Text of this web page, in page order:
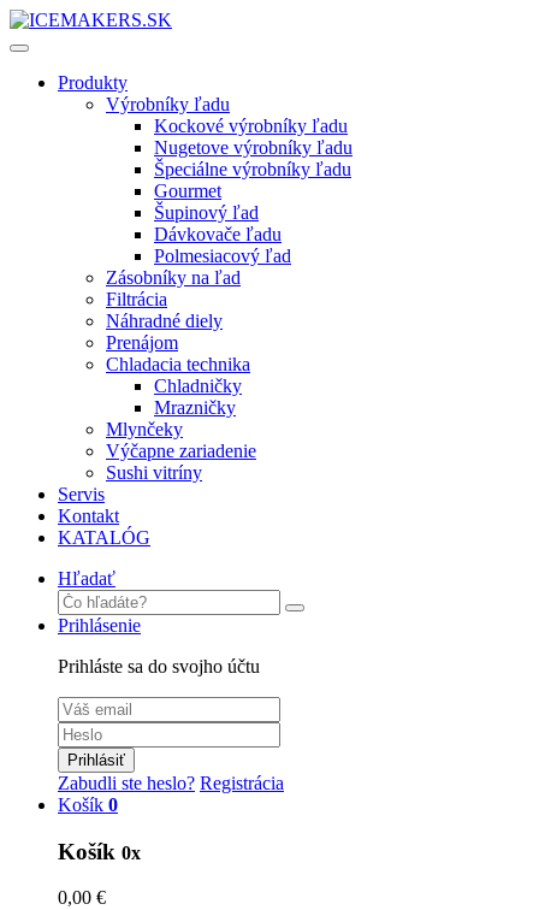
Produkty
Výrobníky ľadu
Kockové výrobníky ľadu
Nugetove výrobníky ľadu
Špeciálne výrobníky ľadu
Gourmet
Šupinový ľad
Dávkovače ľadu
Polmesiacový ľad
Zásobníky na ľad
Filtrácia
Náhradné diely
Prenájom
Chladacia technika
Chladničky
Mrazničky
Mlynčeky
Výčapne zariadenie
Sushi vitríny
Servis
Kontakt
KATALÓG
Hľadať
Prihlásenie
Prihláste sa do svojho účtu
Prihlásiť
Zabudli ste heslo? Registrácia
Košík 0
Košík 0x
0,00 €